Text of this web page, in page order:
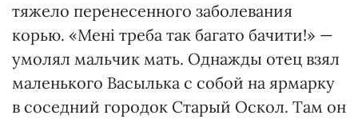
тяжело перенесенного заболевания
корью. «Мені треба так багато бачити!» —
умолял мальчик мать. Однажды отец взял
маленького Васылька с собой на ярмарку
в соседний городок Старый Оскол. Там он